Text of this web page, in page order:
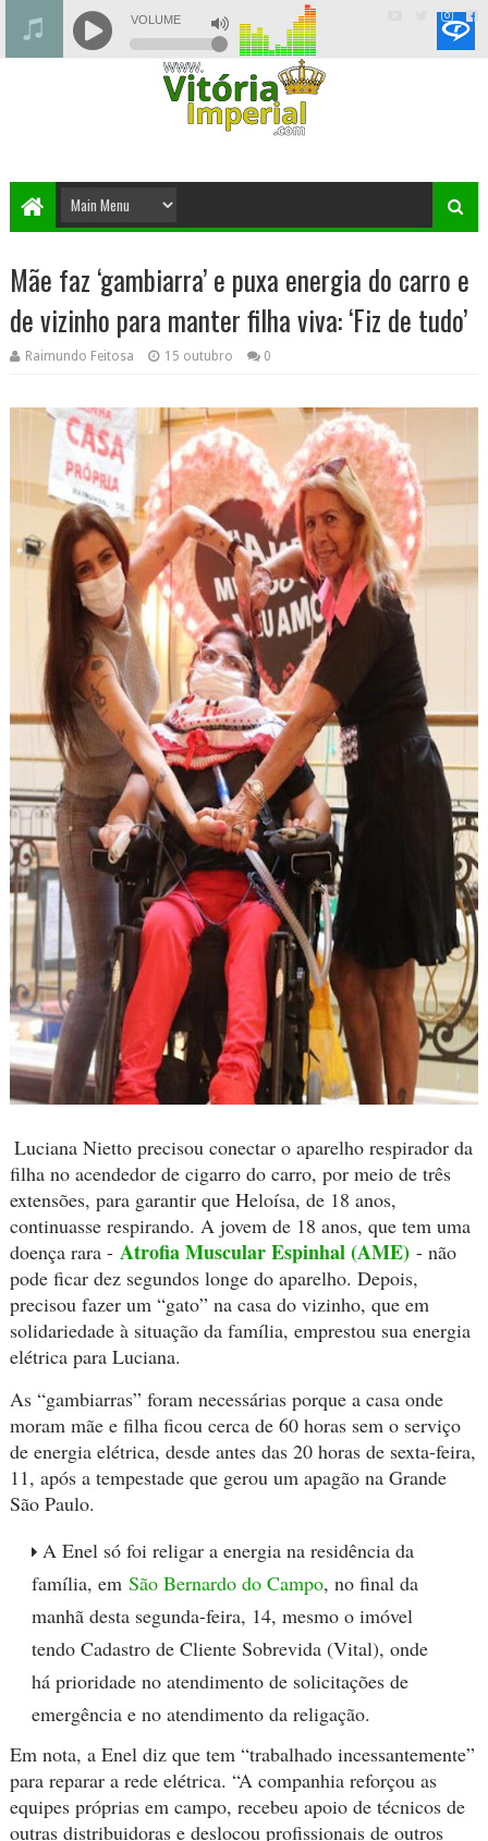
Mãe faz ‘gambiarra’ e puxa energia do carro e
de vizinho para manter filha viva: ‘Fiz de tudo’
Raimundo Feitosa 15 outubro 0
Luciana Nietto precisou conectar o aparelho respirador da
filha no acendedor de cigarro do carro, por meio de três
extensões, para garantir que Heloísa, de 18 anos,
continuasse respirando. A jovem de 18 anos, que tem uma
doença rara - Atrofia Muscular Espinhal (AME)- não
pode ficar dez segundos longe do aparelho. Depois,
precisou fazer um “gato” na casa do vizinho, que em
solidariedade à situação da família, emprestou sua energia
elétrica para Luciana.
As “gambiarras” foram necessárias porque a casa onde
moram mãe e filha ficou cerca de 60 horas sem o serviço
de energia elétrica, desde antes das 20 horas de sexta-feira,
11, após a tempestade que gerou um apagão na Grande
São Paulo.
A Enel só foi religar a energia na residência da
família, em São Bernardo do Campo, no final da
manhã desta segunda-feira, 14, mesmo o imóvel
tendo Cadastro de Cliente Sobrevida (Vital), onde
há prioridade no atendimento de solicitações de
emergência e no atendimento da religação.
Em nota, a Enel diz que tem “trabalhado incessantemente”
para reparar a rede elétrica. “A companhia reforçou as
equipes próprias em campo, recebeu apoio de técnicos de
outras distribuidoras e deslocou profissionais de outros